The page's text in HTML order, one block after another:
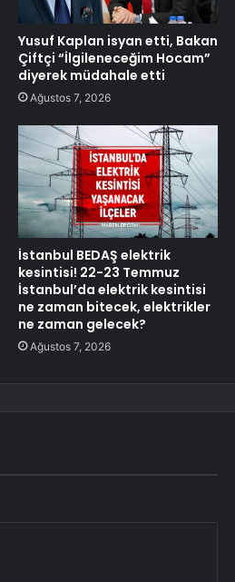
Yusuf Kaplan isyan etti, Bakan
Çiftçi “İlgileneceğim Hocam”
diyerek müdahale etti
Ağustos 7, 2026
İstanbul BEDAŞ elektrik
kesintisi! 22-23 Temmuz
İstanbul’da elektrik kesintisi
ne zaman bitecek, elektrikler
ne zaman gelecek?
Ağustos 7, 2026